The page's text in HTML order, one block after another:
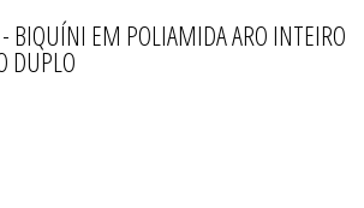
BIQUÍNI EM POLIAMIDA ARO INTEIRO
DUPLO